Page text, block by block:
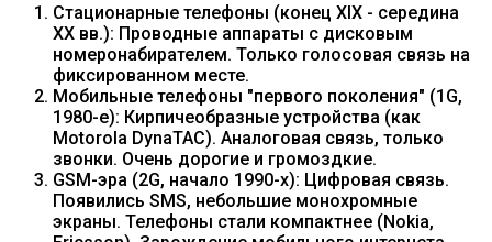
Стационарные телефоны (конец XIX - середина
XX вв.): Проводные аппараты с дисковым
номеронабирателем. Только голосовая связь на
фиксированном месте.
Мобильные телефоны "первого поколения" (1G,
1980-е): Кирпичеобразные устройства (как
Motorola DynaTAC). Аналоговая связь, только
звонки. Очень дорогие и громоздкие.
GSM-эра (2G, начало 1990-х): Цифровая связь.
Появились SMS, небольшие монохромные
экраны. Телефоны стали компактнее (Nokia,